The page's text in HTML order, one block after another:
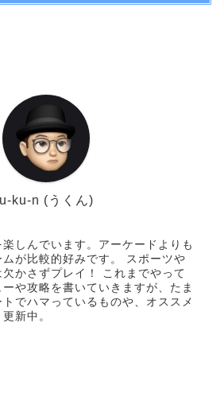
u-ku-n (うくん)
しんでいます。アーケードよりも
が比較的好みです。 スポーツや
かさずプレイ！ これまでやって
や攻略を書いていきますが、たま
でハマっているものや、オススメ
新中。